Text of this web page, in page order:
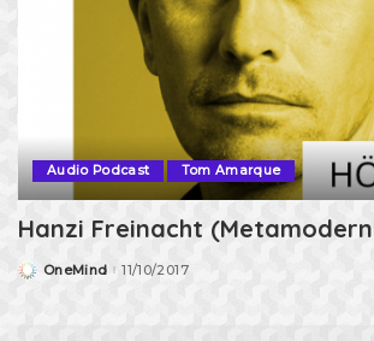
Audio Podcast Tom Amarque
Hanzi Freinacht
PostedOneMind 11/10/2017